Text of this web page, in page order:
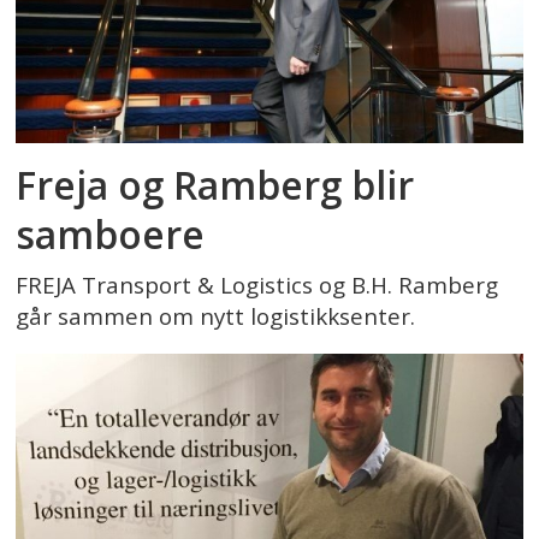
Freja og Ramberg blir
samboere
FREJA Transport & Logistics og B.H. Ramberg
går sammen om nytt logistikksenter.